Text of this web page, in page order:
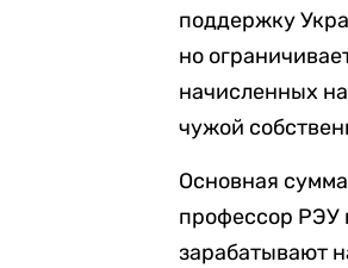
поддержку
но
начисленных
чужой
Основная
профессор РЭУ
зарабатывают